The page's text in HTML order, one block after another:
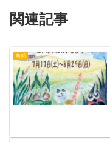
関連記事
自然